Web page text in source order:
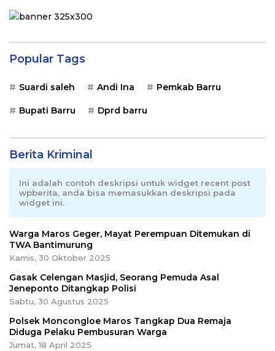
Popular Tags
Suardi saleh Andi Ina Pemkab Barru
Bupati Barru Dprd barru
Berita Kriminal
Ini adalah contoh deskripsi untuk widget recent post
wpberita, anda bisa memasukkan deskripsi pada
widget ini.
Warga Maros Geger, Mayat Perempuan Ditemukan di
TWA Bantimurung
Kamis, 30 Oktober 2025
Gasak Celengan Masjid, Seorang Pemuda Asal
Jeneponto Ditangkap Polisi
Sabtu, 30 Agustus 2025
Polsek Moncongloe Maros Tangkap Dua Remaja
Diduga Pelaku Pembusuran Warga
Jumat, 18 April 2025